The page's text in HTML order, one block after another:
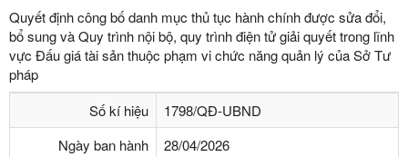
Quyết định công bố danh mục thủ tục hành chính được sửa đổi,
bổ sung và Quy trình nội bộ, quy trình điện tử giải quyết trong lĩnh
vực Đấu giá tài sản thuộc phạm vi chức năng quản lý của Sở Tư
pháp
Số kí hiệu
1798/QĐ-UBND
Ngày ban hành
28/04/2026